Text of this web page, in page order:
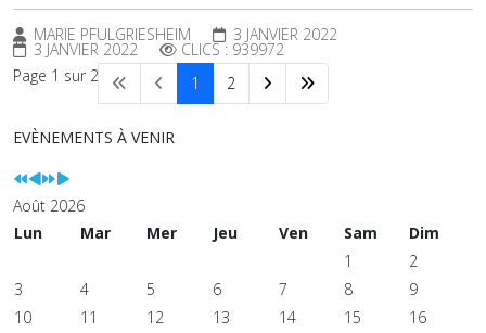
MARIE PFULGRIESHEIM 3 JANVIER 2022
3 JANVIER 2022
CLICS : 939972
Page 1 sur 2
1 2
EVÈNEMENTS À VENIR
Août 2026
Lun
Mar Mer Jeu Ven Sam
Dim
1
2
3
4 5 6 7 8
9
10
11 12 13 14 15
16